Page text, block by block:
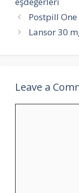
Postpill One
Lansor 30
Leave a